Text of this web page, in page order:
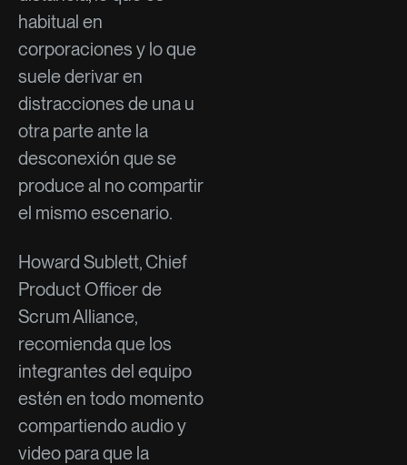
habitual en
corporaciones y lo que
suele derivar en
distracciones de una u
otra parte ante la
desconexión que se
produce al no compartir
el mismo escenario.
Howard Sublett, Chief
Product Officer de
Scrum Alliance,
recomienda que los
integrantes del equipo
estén en todo momento
compartiendo audio y
video para que la